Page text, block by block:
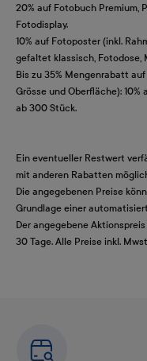
20% auf Fotobuch Premium,
Fotodisplay.
10% auf Fotoposter (inkl.
gefaltet klassisch, Fotodose,
Bis zu 35% Mengenrabatt
Grösse und Oberfläche): 10%
ab 300 Stück.
Ein eventueller Restwert
mit anderen Rabatten
Die angegebenen Preise
Grundlage einer
Der angegebene
30 Tage. Alle Preise inkl.